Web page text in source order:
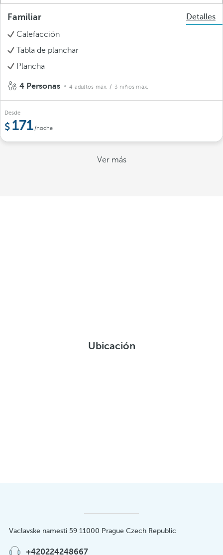
Familiar
Detalles
Calefacción
Tabla de planchar
Plancha
4 Personas 4 adultos máx. / 3 niños máx.
Desde
171/noche
Ver más
Ubicación
Vaclavske namesti 59 11000 Prague Czech Republic
+420224248667